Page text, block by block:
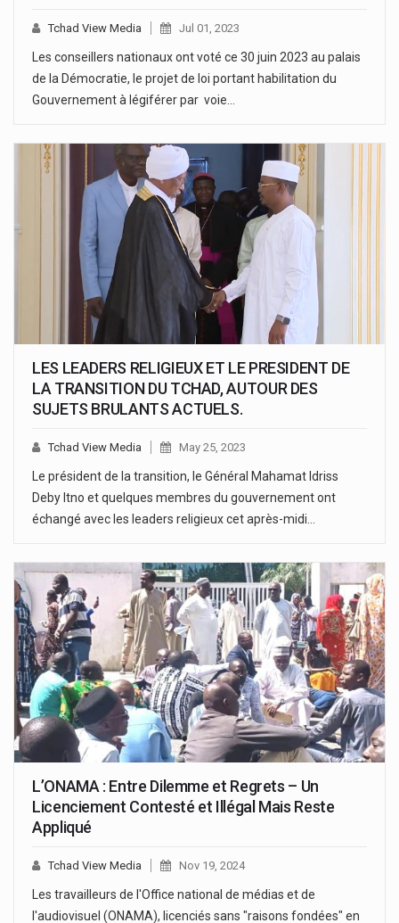
Tchad View Media Jul 01, 2023
Les conseillers nationaux ont voté ce 30 juin 2023 au palais
de la Démocratie, le projet de loi portant habilitation du
Gouvernement à légiférer par voie…
LES LEADERS RELIGIEUX ET LE PRESIDENT DE
LA TRANSITION DU TCHAD, AUTOUR DES
SUJETS BRULANTS ACTUELS.
Tchad View Media May 25, 2023
Le président de la transition, le Général Mahamat Idriss
Deby Itno et quelques membres du gouvernement ont
échangé avec les leaders religieux cet après-midi…
L’ONAMA : Entre Dilemme et Regrets – Un
Licenciement Contesté et Illégal Mais Reste
Appliqué
Tchad View Media Nov 19, 2024
Les travailleurs de l'Office national de médias et de
l'audiovisuel (ONAMA), licenciés sans "raisons fondées" en